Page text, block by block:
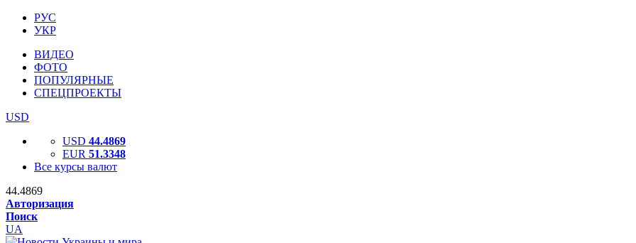
РУС
УКР
ВИДЕО
ФОТО
ПОПУЛЯРНЫЕ
СПЕЦПРОЕКТЫ
USD
USD 44.4869
EUR 51.3348
Все курсы валют
44.4869
Авторизация
Поиск
UA